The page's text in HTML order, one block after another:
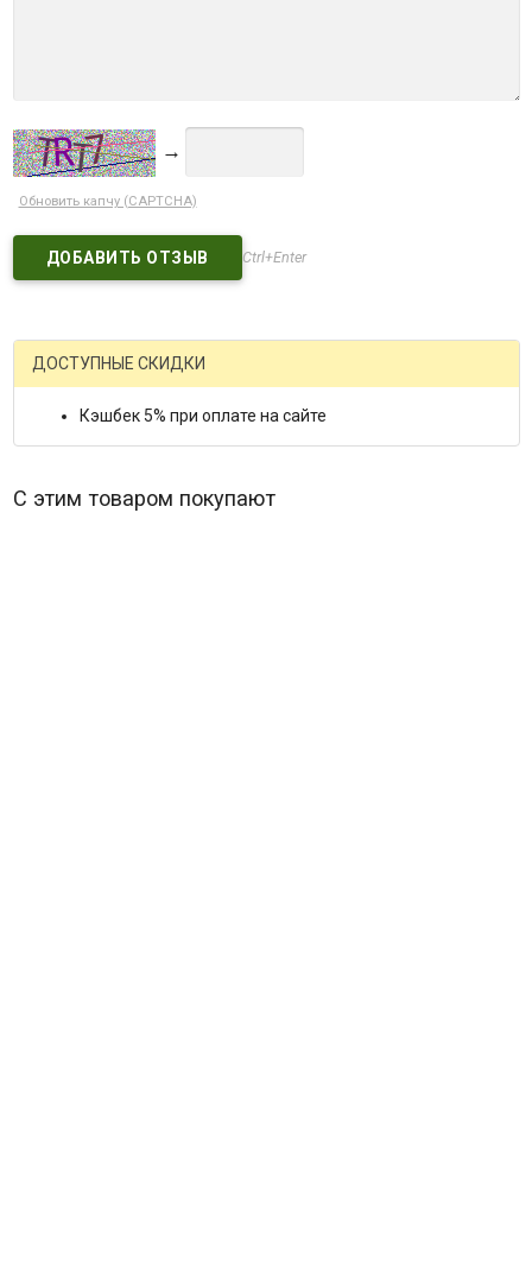
→
Обновить капчу (CAPTCHA)
Ctrl+Enter
ДОСТУПНЫЕ СКИДКИ
Кэшбек 5% при оплате на сайте
С этим товаром покупают